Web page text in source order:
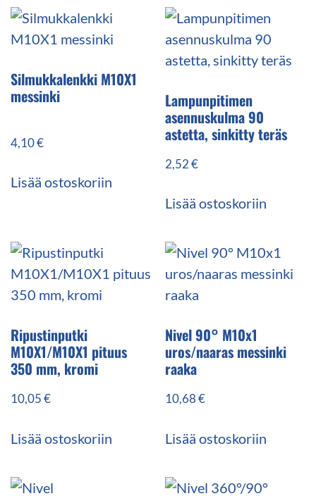
Silmukkalenkki M10X1
messinki
4,10€
Lisää ostoskoriin
Lampunpitimen
asennuskulma 90
astetta, sinkitty teräs
2,52€
Lisää ostoskoriin
Ripustinputki
M10X1/M10X1 pituus
350 mm, kromi
10,05€
Lisää ostoskoriin
Nivel 90° M10x1
uros/naaras messinki
raaka
10,68€
Lisää ostoskoriin